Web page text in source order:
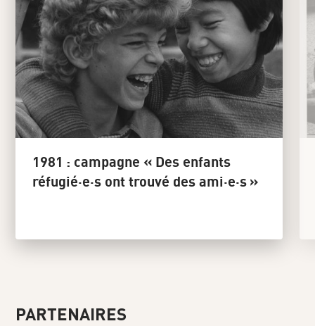
1981 : campagne « Des enfants
réfugié·e·s ont trouvé des ami·e·s »
PARTENAIRES